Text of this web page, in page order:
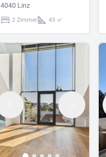
Auberg - Jetzt Termin
sichern!
4040 Linz
2 Zimmer 43 ㎡